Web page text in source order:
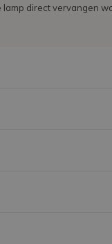
direct vervangen